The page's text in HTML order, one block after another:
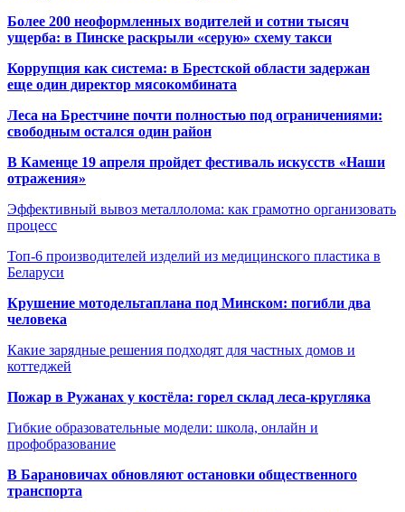
Более 200 неоформленных водителей и сотни тысяч
ущерба: в Пинске раскрыли «серую» схему такси
Коррупция как система: в Брестской области задержан
еще один директор мясокомбината
Леса на Брестчине почти полностью под ограничениями:
свободным остался один район
В Каменце 19 апреля пройдет фестиваль искусств «Наши
отражения»
Эффективный вывоз металлолома: как грамотно организовать
процесс
Топ-6 производителей изделий из медицинского пластика в
Беларуси
Крушение мотодельтаплана под Минском: погибли два
человека
Какие зарядные решения подходят для частных домов и
коттеджей
Пожар в Ружанах у костёла: горел склад леса-кругляка
Гибкие образовательные модели: школа, онлайн и
профобразование
В Барановичах обновляют остановки общественного
транспорта